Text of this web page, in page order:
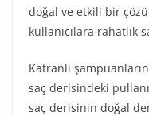
doğal ve etkili bir
kullanıcılara rahatlık
Katranlı
saç derisindeki
saç derisinin doğal